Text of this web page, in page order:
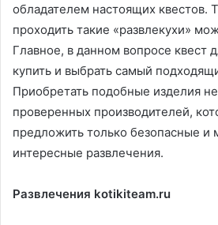
обладателем настоящих квестов.
проходить такие «развлекухи»
Главное, в данном вопросе квест
купить и выбрать самый
Приобретать подобные изделия
проверенных производителей,
предложить только безопасные и
интересные развлечения.
Развлечения kotikiteam.ru